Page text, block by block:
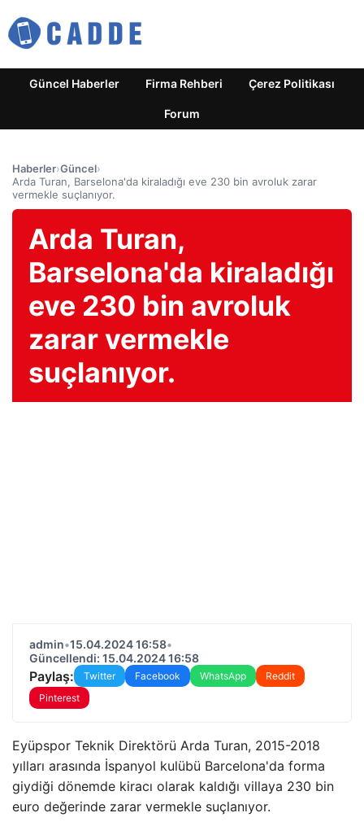
Güncel Haberler Firma Rehberi Çerez Politikası
Forum
Haberler›Güncel›
Arda Turan, Barselona'da kiraladığı eve 230 bin avroluk zarar
vermekle suçlanıyor.
Arda Turan,
Barselona'da kiraladığı
eve 230 bin avroluk
zarar vermekle
suçlanıyor.
admin•15.04.2024 16:58•
Güncellendi: 15.04.2024 16:58
Paylaş: Twitter Facebook WhatsApp
Reddit
Pinterest
Eyüpspor Teknik Direktörü Arda Turan, 2015-2018
yılları arasında İspanyol kulübü Barcelona'da forma
giydiği dönemde kiracı olarak kaldığı villaya 230 bin
euro değerinde zarar vermekle suçlanıyor.